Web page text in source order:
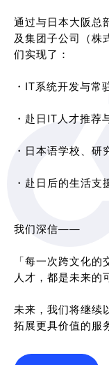
通过与日本大阪总
及集团子公司（株
们实现了：
・IT系统开发与常
・赴日IT人才推荐
・日本语学校、研
・赴日后的生活支
我们深信——
「每一次跨文化
人才，都是未来的
未来，我们将继续
拓展更具价值的服